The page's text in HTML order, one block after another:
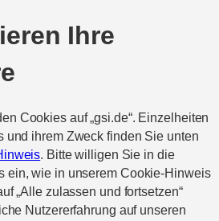
Ihre
Cookies auf „gsi.de“. Einzelheiten
und ihrem Zweck finden Sie unten
. Bitte willigen Sie in die
ein, wie in unserem Cookie-Hinweis
„Alle zulassen und fortsetzen“
Nutzererfahrung auf unseren